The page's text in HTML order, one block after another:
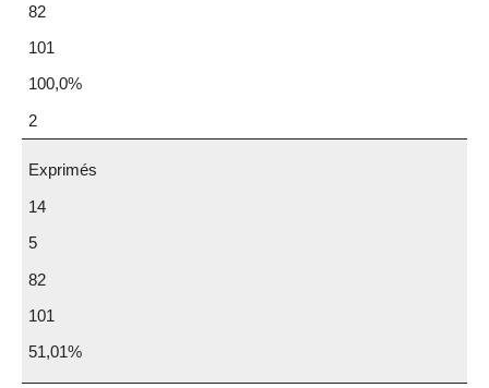
82
101
100,0%
2
Exprimés
14
5
82
101
51,01%